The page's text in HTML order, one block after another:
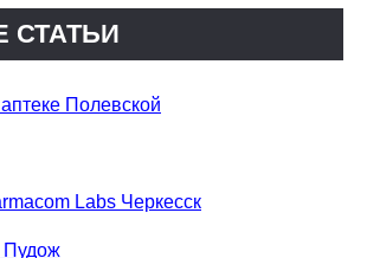
СТАТЬИ
Полевской
Labs Черкесск
Пудож